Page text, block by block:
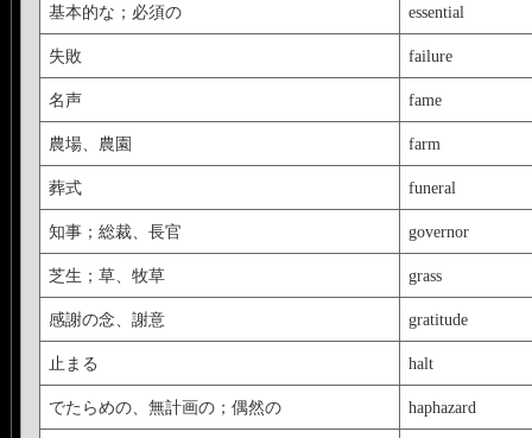
基本的な；必須の essential
失敗 failure
名声 fame
農場、農園 farm
葬式 funeral
知事；総裁、長官 governor
芝生；草、牧草 grass
感謝の念、謝意 gratitude
止まる halt
でたらめの、無計画の；偶然の haphazard